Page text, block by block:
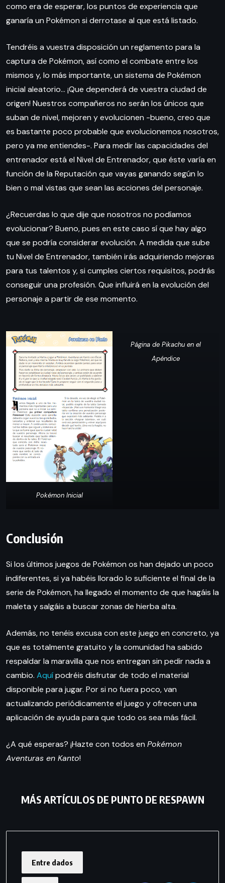
como era de esperar, los puntos de experiencia que
ganaría un Pokémon si derrotase al que está listado.
Tendréis a vuestra disposición un reglamento para la
captura de Pokémon, así como el combate entre los
mismos y, lo más importante, un sistema de Pokémon
inicial aleatorio… ¡Que dependerá de vuestra ciudad de
origen! Nuestros compañeros no serán los únicos que
suban de nivel, mejoren y evolucionen -bueno, creo que
es bastante poco probable que evolucionemos nosotros,
pero ya me entiendes-. Para medir las capacidades del
entrenador está el Nivel de Entrenador, que éste varía en
función de la Reputación que vayas ganando según lo
bien o mal vistas que sean las acciones del personaje.
¿Recuerdas lo que dije que nosotros no podíamos
evolucionar? Bueno, pues en este caso sí que hay algo
que se podría considerar evolución. A medida que sube
tu Nivel de Entrenador, también irás adquiriendo mejoras
para tus talentos y, si cumples ciertos requisitos, podrás
conseguir una profesión. Que influirá en la evolución del
personaje a partir de ese momento.
Pokémon Inicial
Página de Pikachu en el
Apéndice
Conclusión
Si los últimos juegos de Pokémon os han dejado un poco
indiferentes, si ya habéis llorado lo suficiente el final de la
serie de Pokémon, ha llegado el momento de que hagáis la
maleta y salgáis a buscar zonas de hierba alta.
Además, no tenéis excusa con este juego en concreto, ya
que es totalmente gratuito y la comunidad ha sabido
respaldar la maravilla que nos entregan sin pedir nada a
cambio. Aquípodréis disfrutar de todo el material
disponible para jugar. Por si no fuera poco, van
actualizando periódicamente el juego y ofrecen una
aplicación de ayuda para que todo os sea más fácil.
¿A qué esperas? ¡Hazte con todos en Pokémon
Aventuras en Kanto!
MÁS ARTÍCULOS DE PUNTO DE RESPAWN
Entre dados